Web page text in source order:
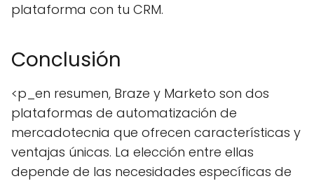
plataforma con tu CRM.
Conclusión
<p_en resumen, Braze y Marketo son dos
plataformas de automatización de
mercadotecnia que ofrecen características y
ventajas únicas. La elección entre ellas
depende de las necesidades específicas de